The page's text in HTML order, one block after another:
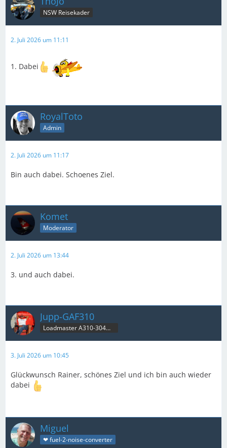
NSW Reisekader
2. Juli 2026 um 11:11
1. Dabei
RoyalToto
Admin
2. Juli 2026 um 11:17
Bin auch dabei. Schoenes Ziel.
Komet
Moderator
2. Juli 2026 um 13:44
3. und auch dabei.
Jupp-GAF310
Loadmaster A310-304MRT & B707C
3. Juli 2026 um 10:45
Glückwunsch Rainer, schönes Ziel und ich bin auch wieder
dabei
Miguel
❤ fuel-2-noise-converter